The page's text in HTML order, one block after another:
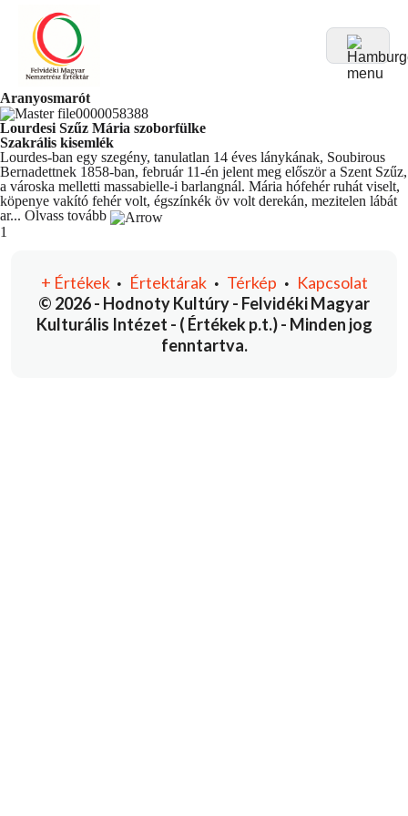
Aranyosmarót
Lourdesi Szűz Mária szoborfülke
Szakrális kisemlék
Lourdes-ban egy szegény, tanulatlan 14 éves lánykának, Soubirous
Bernadettnek 1858-ban, február 11-én jelent meg először a Szent Szűz,
a városka melletti massabielle-i barlangnál. Mária hófehér ruhát viselt,
köpenye vakító fehér volt, égszínkék öv volt derekán, mezitelen lábát
ar... Olvass tovább
You're currently reading page
1
© 2026 - Hodnoty Kultúry - Felvidéki Magyar
Kulturális Intézet - ( Értékek p.t.) - Minden jog
fenntartva.
+ Értékek • Értektárak• Térkép • Kapcsolat